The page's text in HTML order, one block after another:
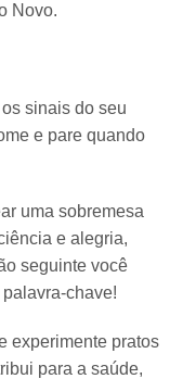
Novo.
sinais do seu
e pare quando
uma sobremesa
e alegria,
seguinte você
chave!
experimente pratos
para a saúde,